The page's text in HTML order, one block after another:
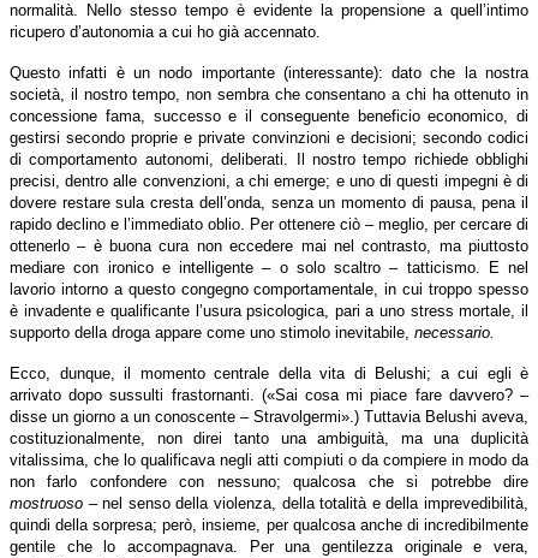
normalità. Nello stesso tempo è evidente la propensione a quell’intimo
ricupero d’autonomia a cui ho già accennato.
Questo infatti è un nodo importante (interessante): dato che la nostra
società, il nostro tempo, non sembra che consentano a chi ha ottenuto in
concessione fama, successo e il conseguente beneficio economico, di
gestirsi secondo proprie e private convinzioni e decisioni; secondo codici
di comportamento autonomi, deliberati. Il nostro tempo richiede obblighi
precisi, dentro alle convenzioni, a chi emerge; e uno di questi impegni è di
dovere restare sula cresta dell’onda, senza un momento di pausa, pena il
rapido declino e l’immediato oblio. Per ottenere ciò – meglio, per cercare di
ottenerlo – è buona cura non eccedere mai nel contrasto, ma piuttosto
mediare con ironico e intelligente – o solo scaltro – tatticismo. E nel
lavorio intorno a questo congegno comportamentale, in cui troppo spesso
è invadente e qualificante l’usura psicologica, pari a uno stress mortale, il
supporto della droga appare come uno stimolo inevitabile, necessario.
Ecco, dunque, il momento centrale della vita di Belushi; a cui egli è
arrivato dopo sussulti frastornanti. («Sai cosa mi piace fare davvero? –
disse un giorno a un conoscente – Stravolgermi».) Tuttavia Belushi aveva,
costituzionalmente, non direi tanto una ambiguità, ma una duplicità
vitalissima, che lo qualificava negli atti compiuti o da compiere in modo da
non farlo confondere con nessuno; qualcosa che si potrebbe dire
mostruoso – nel senso della violenza, della totalità e della imprevedibilità,
quindi della sorpresa; però, insieme, per qualcosa anche di incredibilmente
gentile che lo accompagnava. Per una gentilezza originale e vera,